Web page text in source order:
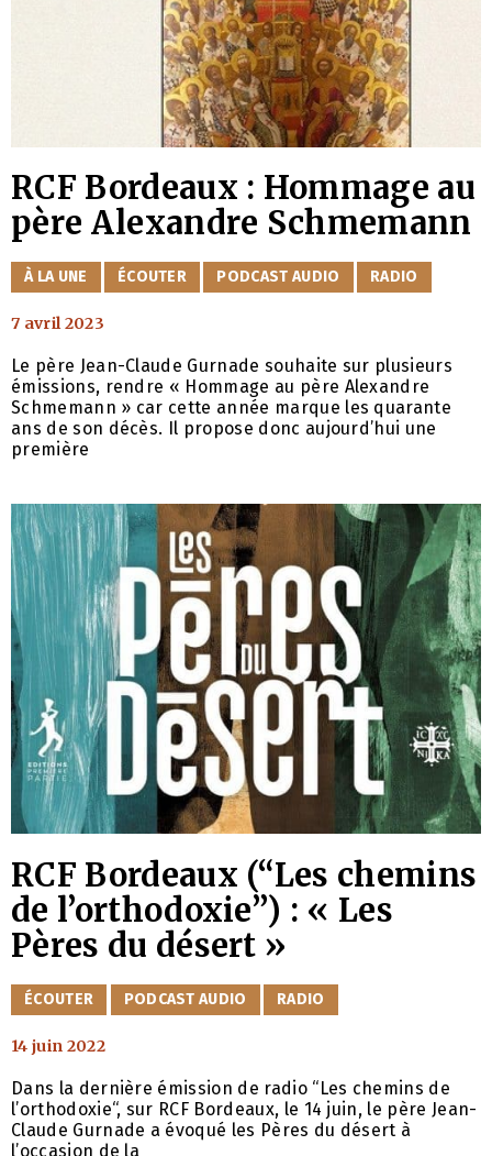
RCF Bordeaux : Hommage au
père Alexandre Schmemann
CATÉGORIES
À LA UNE ÉCOUTER PODCAST AUDIO RADIO
7 avril 2023
Le père Jean-Claude Gurnade souhaite sur plusieurs
émissions, rendre « Hommage au père Alexandre
Schmemann » car cette année marque les quarante
ans de son décès. Il propose donc aujourd’hui une
première
RCF Bordeaux (“Les chemins
de l’orthodoxie”) : « Les
Pères du désert »
CATÉGORIES
ÉCOUTER PODCAST AUDIO RADIO
14 juin 2022
Dans la dernière émission de radio “Les chemins de
l’orthodoxie“, sur RCF Bordeaux, le 14 juin, le père Jean-
Claude Gurnade a évoqué les Pères du désert à
l’occasion de la